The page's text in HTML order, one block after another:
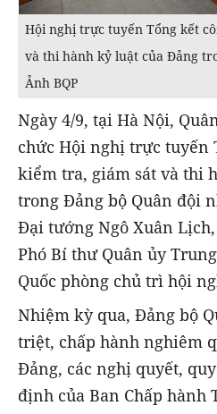
Hội nghị trực tuyến Tổng kết
và thi hành kỷ luật của Đảng
Ảnh BQP
Ngày 4/9, tại Hà Nội,
chức Hội nghị trực tuyến
kiểm tra, giám sát và thi
trong Đảng bộ Quân đội
Đại tướng Ngô Xuân
Phó Bí thư Quân ủy
Quốc phòng chủ trì hội
Nhiệm kỳ qua, Đảng bộ
triệt, chấp hành nghiêm
Đảng, các nghị quyết,
định của Ban Chấp hành